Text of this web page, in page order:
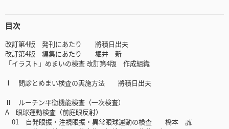
目次
改訂第4版 発刊にあたり 將積日出夫
改訂第4版 編集にあたり 堀井 新
「イラスト」めまいの検査 改訂第4版 作成組織
Ⅰ 問診とめまい検査の実施方法 將積日出夫
Ⅱ ルーチン平衡機能検査（一次検査）
A 眼球運動検査（前庭眼反射）
01 自発眼振・注視眼振・異常眼球運動の検査 橋本 誠